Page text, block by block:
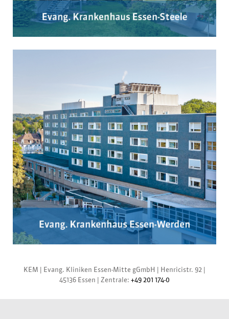
KEM | Evang. Kliniken Essen-Mitte gGmbH | Henricistr. 92 |
45136 Essen | Zentrale: +49 201 174-0